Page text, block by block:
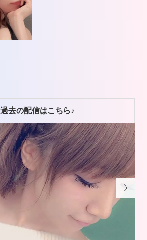
過去の配信はこちら♪
